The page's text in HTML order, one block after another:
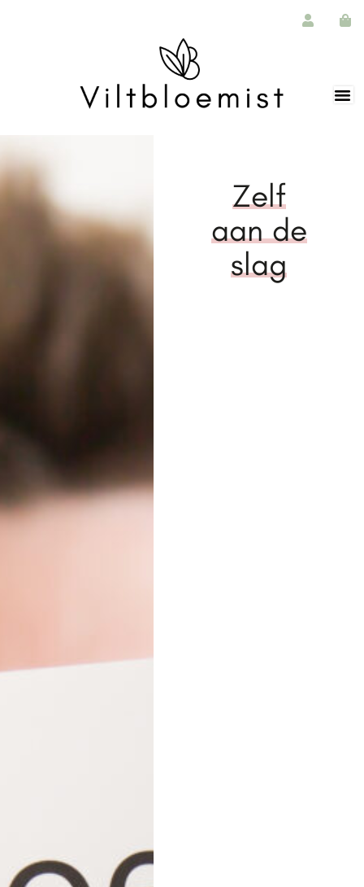
Zelf
aan de
slag